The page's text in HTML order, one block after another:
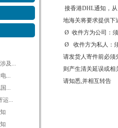
及...
...
...
运...
接香港DHL通知，
地海关将要求提供下
Ø 收件方为公司：
Ø 收件方为私人：
请发货人寄件前必须
则产生清关延误或相
请知悉,并相互转告